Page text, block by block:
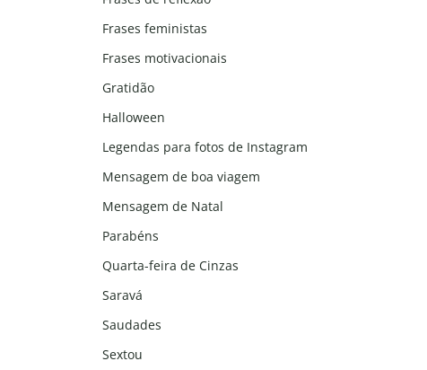
Frases feministas
Frases motivacionais
Gratidão
Halloween
Legendas para fotos de Instagram
Mensagem de boa viagem
Mensagem de Natal
Parabéns
Quarta-feira de Cinzas
Saravá
Saudades
Sextou